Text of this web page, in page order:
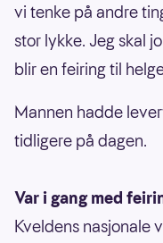
vi tenke på andre
stor lykke. Jeg skal
blir en feiring til
Mannen hadde
tidligere på dagen.
Var i gang med
Kveldens nasjonale